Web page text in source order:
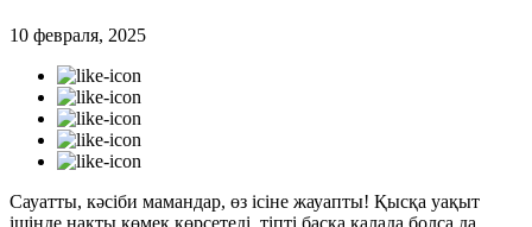
10 февраля, 2025
Сауатты, кәсіби мамандар, өз ісіне жауапты! Қысқа уақыт
ішінде нақты көмек көрсетеді, тіпті басқа қалада болса да…